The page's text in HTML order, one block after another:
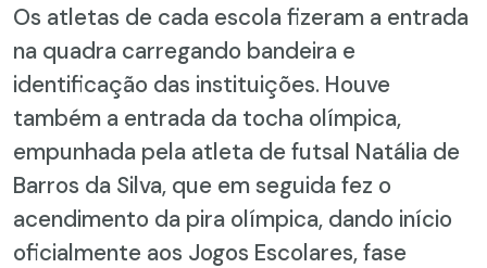
Os atletas de cada escola fizeram a entrada
na quadra carregando bandeira e
identificação das instituições. Houve
também a entrada da tocha olímpica,
empunhada pela atleta de futsal Natália de
Barros da Silva, que em seguida fez o
acendimento da pira olímpica, dando início
oficialmente aos Jogos Escolares, fase